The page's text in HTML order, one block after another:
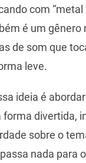
com
é um gênero
de som que
leve.
ideia é
forma divertida,
sobre o
nada para